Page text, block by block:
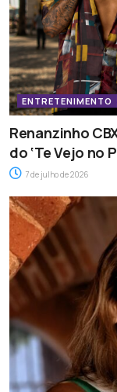
ENTRETENIMENTO
Renanzinho
do ‘Te Vejo no
7 de julho de 2026